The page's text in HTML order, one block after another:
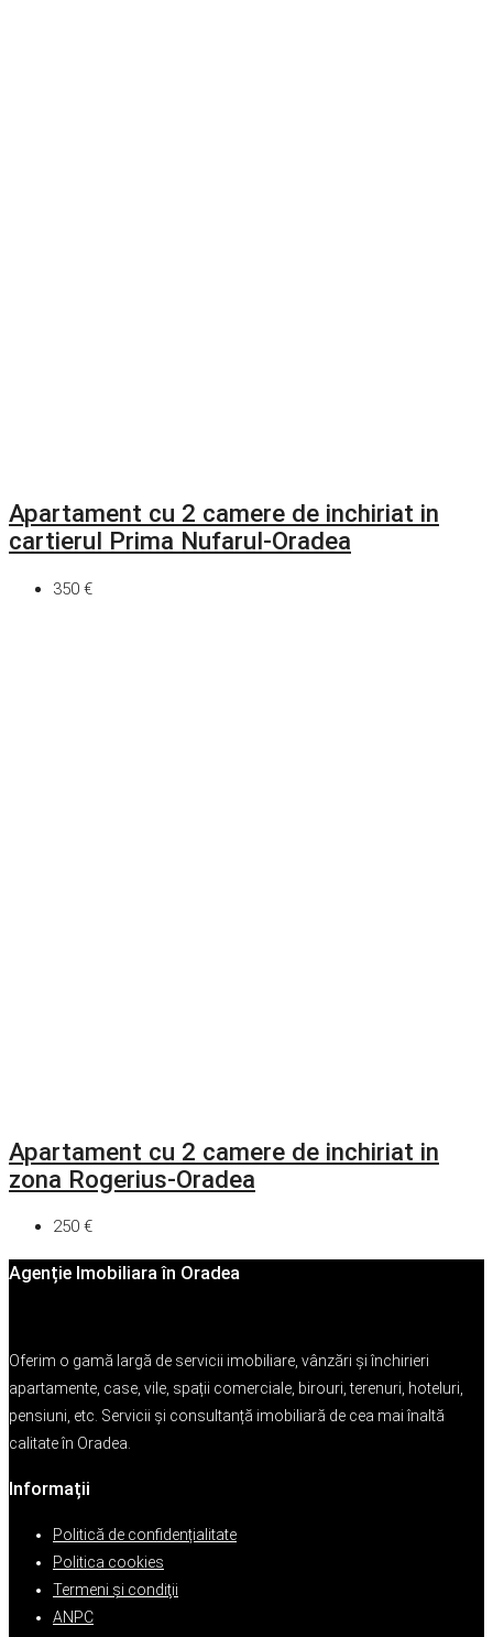
Apartament cu 2 camere de inchiriat in
cartierul Prima Nufarul-Oradea
350 €
Apartament cu 2 camere de inchiriat in
zona Rogerius-Oradea
250 €
Agenție Imobiliara în Oradea
Oferim o gamă largă de servicii imobiliare, vânzări și închirieri
apartamente, case, vile, spații comerciale, birouri, terenuri, hoteluri,
pensiuni, etc. Servicii și consultanță imobiliară de cea mai înaltă
calitate în Oradea.
Informații
Politică de confidențialitate
Politica cookies
Termeni şi condiţii
ANPC